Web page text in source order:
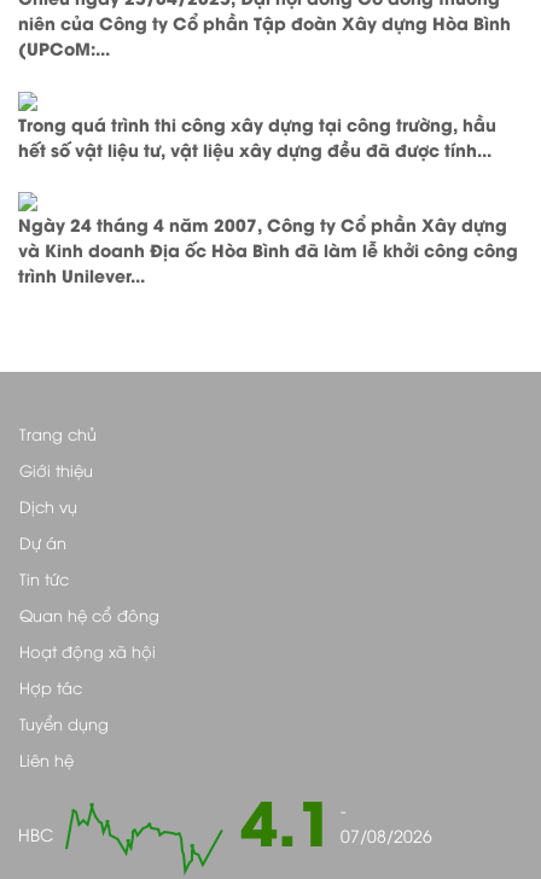
niên của Công ty Cổ phần Tập đoàn Xây dựng Hòa Bình
(UPCoM:...
Trong quá trình thi công xây dựng tại công trường, hầu
hết số vật liệu tư, vật liệu xây dựng đều đã được tính...
Ngày 24 tháng 4 năm 2007, Công ty Cổ phần Xây dựng
và Kinh doanh Địa ốc Hòa Bình đã làm lễ khởi công công
trình Unilever...
Trang chủ
Giới thiệu
Dịch vụ
Dự án
Tin tức
Quan hệ cổ đông
Hoạt động xã hội
Hợp tác
Tuyển dụng
Liên hệ
HBC 4.1
-
07/08/2026